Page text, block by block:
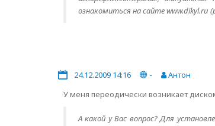
ознакомиться на сайте www.dikyl.ru
24.12.2009 14:16 -
Антон
У меня переодически возникает
А какой у Вас вопрос? Для